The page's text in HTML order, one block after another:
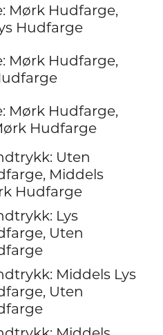
Mørk Hudfarge,
Hudfarge
Mørk Hudfarge,
Mørk Hudfarge,
Hudfarge
Uten
Middels
Hudfarge
Lys
Uten
Middels Lys
Uten